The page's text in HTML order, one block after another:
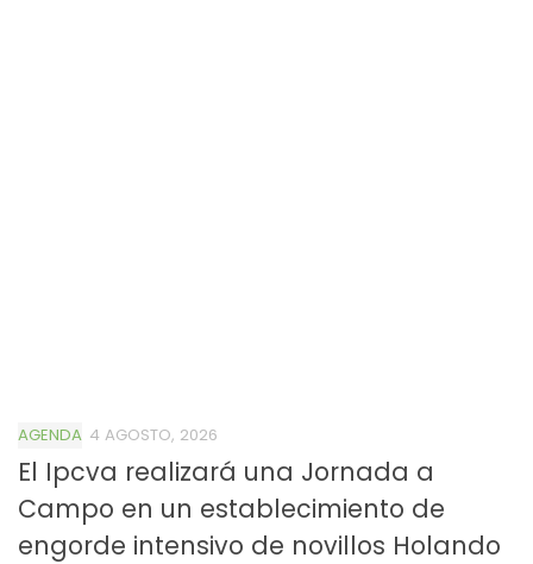
AGENDA 4 AGOSTO, 2026
El Ipcva realizará una Jornada a
Campo en un establecimiento de
engorde intensivo de novillos Holando